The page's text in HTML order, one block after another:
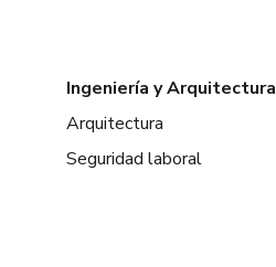
Ingeniería y Arquitectura
Arquitectura
Seguridad laboral